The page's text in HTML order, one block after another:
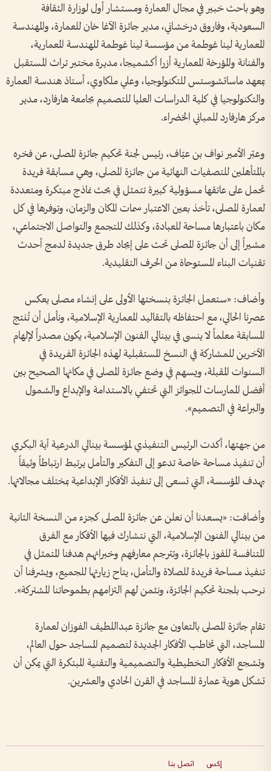
وهو باحث خبير في مجال العمارة ومستشار أول لوزارة الثقافة
السعودية، وفاروق درخشاني، مدير جائزة الآغا خان للعمارة، والمهندسة
المعمارية لينا غوطمة من مؤسسة لينا غوطمة للهندسة المعمارية،
والفنانة والمؤرخة المعمارية أزرا أكشميجا، مديرة مختبر تراث المستقبل
بمعهد ماساتشوستس للتكنولوجيا، وعلي ملكاوي، أستاذ هندسة العمارة
والتكنولوجيا في كلية الدراسات العليا للتصميم بجامعة هارفارد، مدير
مركز هارفارد للمباني الخضراء.
وعبّر الأمير نواف بن عيّاف، رئيس لجنة تحكيم جائزة المصلى، عن فخره
بالمتأهلين للتصفيات النهائية من جائزة المصلى، وهي مسابقة فريدة
تحمل على عاتقها مسؤولية كبيرة تتمثل في بحث نماذج مبتكرة ومتعددة
لعمارة المصلى، تأخذ بعين الاعتبار سمات المكان والزمان، وتوفرها في كل
مكان باعتبارها مساحة للعبادة، وكذلك للتجمع والتواصل الاجتماعي،
مشيراً إلى أن جائزة المصلى تحث على إيجاد طرق جديدة لدمج أحدث
تقنيات البناء المستوحاة من الحرف التقليدية.
وأضاف: «ستعمل الجائزة بنسختها الأولى على إنشاء مصلى يعكس
عصرنا الحالي، مع احتفاظه بالتقاليد المعمارية الإسلامية، ونأمل أن تُنتج
المسابقة معلماً لا ينسى في بينالي الفنون الإسلامية، يكون مصدراً لإلهام
الآخرين للمشاركة في النسخ المستقبلية لهذه الجائزة الفريدة في
السنوات المقبلة، ويسهم في وضع جائزة المصلى في مكانها الصحيح بين
أفضل الممارسات للجوائز التي تحتفي بالاستدامة والإبداع والشمول
والبراعة في التصميم».
من جهتها، أكدت الرئيس التنفيذي لمؤسسة بينالي الدرعية آية البكري
أن تنفيذ مساحة خاصة تدعو إلى التفكير والتأمل يرتبط ارتباطاً وثيقاً
بهدف المؤسسة، التي تسعى إلى تنفيذ الأفكار الإبداعية بمختلف مجالاتها.
وأضافت: «يسعدنا أن نعلن عن جائزة المصلى كجزء من النسخة الثانية
من بينالي الفنون الإسلامية، التي نتشارك فيها الأفكار مع الفرق
المتنافسة للفوز بالجائزة، وتترجم معارفهم وخبراتهم هدفنا المتمثل في
تنفيذ مساحة فريدة للصلاة والتأمل، يتاح زيارتها للجميع، ويشرفنا أن
نرحب بلجنة تحكيم الجائزة، ونثمن لهم التزامهم بطموحاتنا المشتركة».
تقام جائزة المصلى بالتعاون مع جائزة عبداللطيف الفوزان لعمارة
المساجد، التي تخاطب الأفكار الجديدة لتصميم المساجد حول العالم،
وتشجع الأفكار التخطيطية والتصميمية والتقنية المبتكرة التي يمكن أن
تشكل هوية عمارة المساجد في القرن الحادي والعشرين.
إكس اتصل بنا